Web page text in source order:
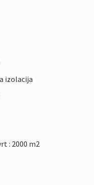
izolacija
: 2000 m2